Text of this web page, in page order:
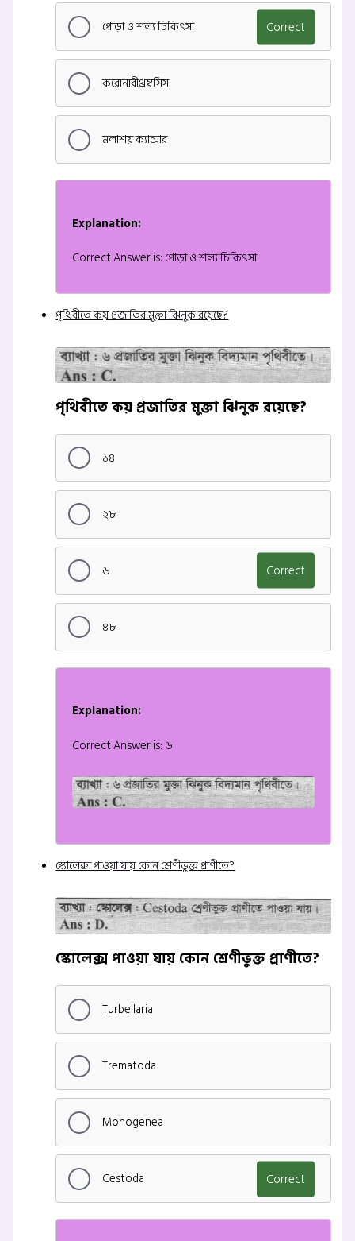
পোড়া ও শল্য চিকিৎসা Correct
করোনারীথ্রম্বসিস
মলাশয় ক্যান্সার
Explanation:
Correct Answer is: পোড়া ও শল্য চিকিৎসা
পৃথিবীতে কয় প্রজাতির মুক্তা ঝিনুক রয়েছে?
পৃথিবীতে কয় প্রজাতির মুক্তা ঝিনুক রয়েছে?
১৪
২৮
৬ Correct
৪৮
Explanation:
Correct Answer is: ৬
স্কোলেক্স পাওয়া যায় কোন শ্রেণীভুক্ত প্রাণীতে?
স্কোলেক্স পাওয়া যায় কোন শ্রেণীভুক্ত প্রাণীতে?
Turbellaria
Trematoda
Monogenea
Cestoda Correct